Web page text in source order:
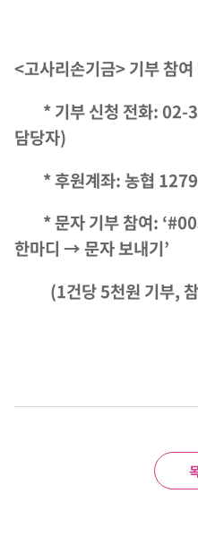
<고사리손기금> 기부 참여
*기부 신청 전화: 02-
담당자)
*후원계좌:농협
*문자 기부 참여:
한마디 → 문자 보내기’
(1건당 5천원 기부,